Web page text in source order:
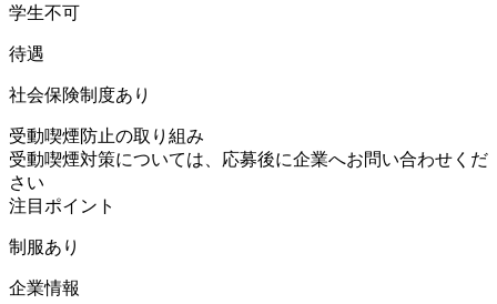
学生不可
待遇
社会保険制度あり
受動喫煙防止の取り組み
受動喫煙対策については、応募後に企業へお問い合わせくだ
さい
注目ポイント
制服あり
企業情報